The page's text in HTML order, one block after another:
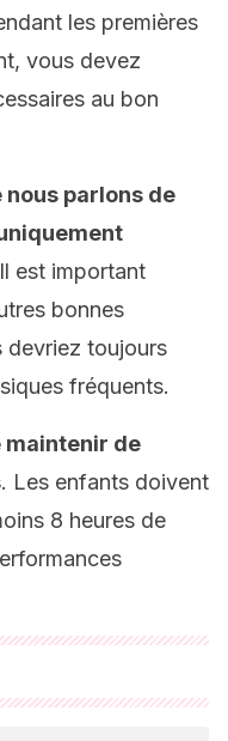
les premières
vous devez
au bon
nous parlons de
est important
bonnes
devriez toujours
fréquents.
maintenir de
. Les enfants doivent
8 heures de
en profondeur